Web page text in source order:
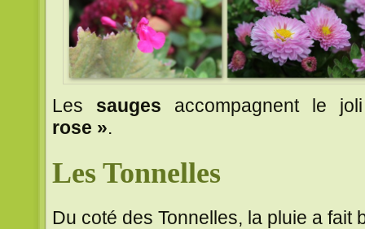
Les sauges accompagnent le
rose ».
Les Tonnelles
Du coté des Tonnelles, la pluie a fait